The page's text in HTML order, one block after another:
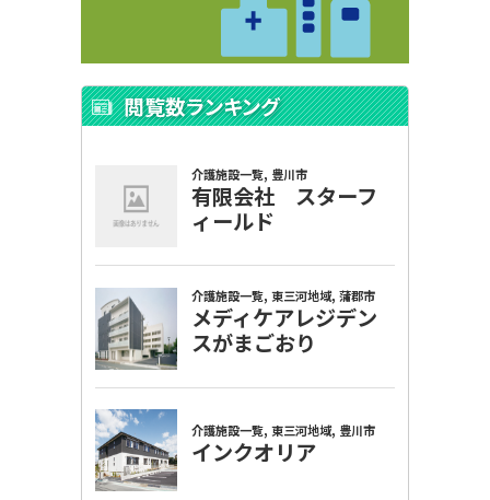
閲覧数ランキング